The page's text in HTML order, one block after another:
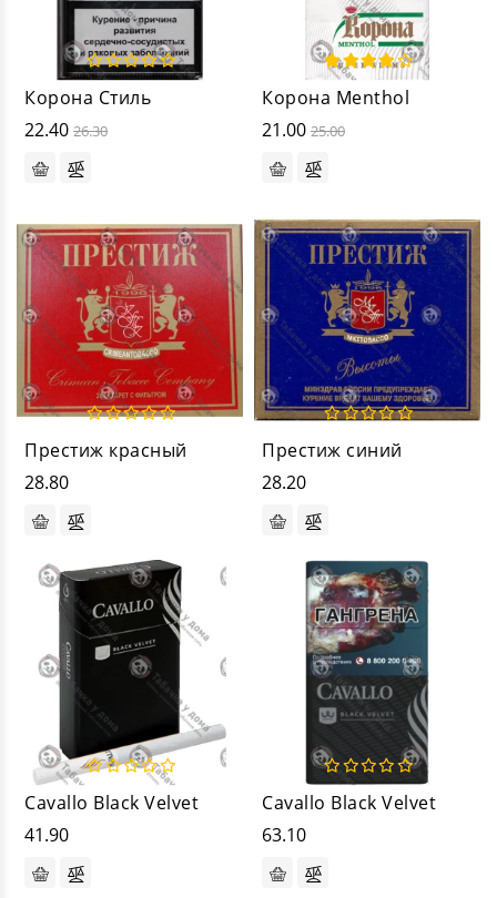
Корона Стиль
22.40 26.30
Корона Menthol
21.00 25.00
Престиж красный
28.80
Престиж синий
28.20
Cavallo Black Velvet
41.90
Cavallo Black Velvet
63.10